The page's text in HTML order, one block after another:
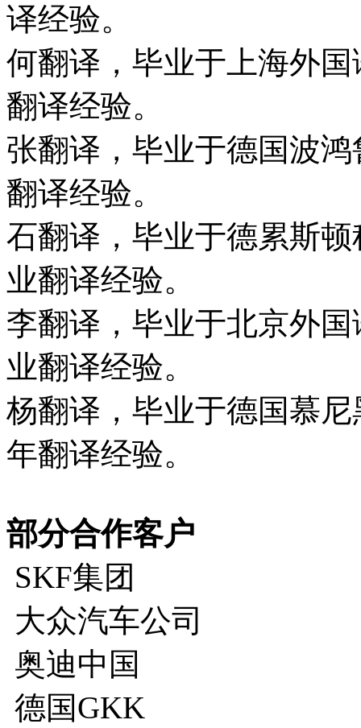
译经验。
何翻译，毕业于上海外
翻译经验。
张翻译，毕业于德国波
翻译经验。
石翻译，毕业于德累斯
业翻译经验。
李翻译，毕业于北京外
业翻译经验。
杨翻译，毕业于德国慕
年翻译经验。
部分合作客户
SKF集团
大众汽车公司
奥迪中国
德国GKK